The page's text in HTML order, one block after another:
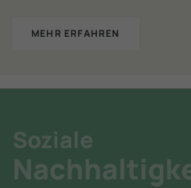
MEHR ERFAHREN
Soziale